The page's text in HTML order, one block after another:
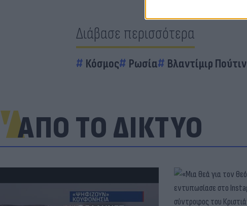
Διάβασε περισσότερα
Κόσμος Ρωσία Βλαντίμιρ Πούτιν
ΑΠΟ ΤΟ ΔΙΚΤΥΟ